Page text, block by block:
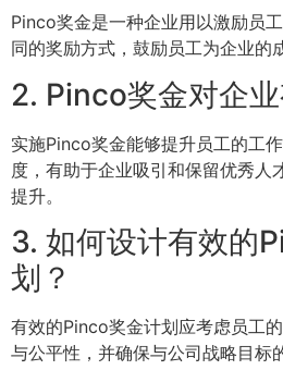
Pinco奖金是一种企业用以激励员
同的奖励方式，鼓励员工为企业的
2. Pinco奖金对企
实施Pinco奖金能够提升员工的工
度，有助于企业吸引和保留优秀人
提升。
3. 如何设计有效的
划？
有效的Pinco奖金计划应考虑员工
与公平性，并确保与公司战略目标